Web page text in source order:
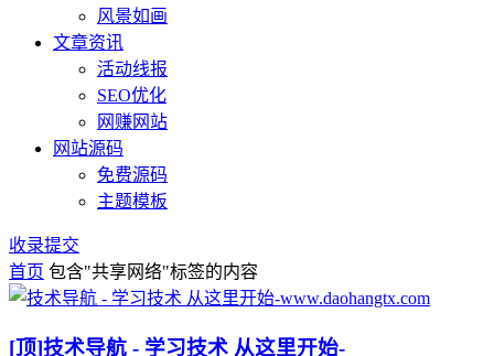
风景如画
文章资讯
活动线报
SEO优化
网赚网站
网站源码
免费源码
主题模板
收录提交
首页 包含"共享网络"标签的内容
[顶]技术导航 - 学习技术 从这里开始-